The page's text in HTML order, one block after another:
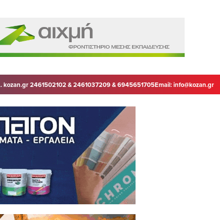
kozan.gr 2461502102 & 2461037209 & 6945651705Email:info@kozan.gr